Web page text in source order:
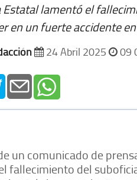
Estatal lamentó el
en un fuerte accidente
24 Abril 2025 09
un comunicado de
fallecimiento del